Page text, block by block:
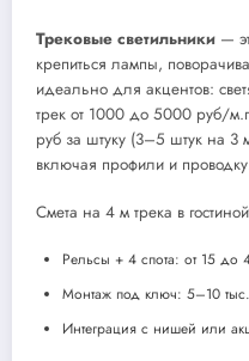
Трековые светильники —
крепиться лампы,
идеально для акцентов:
трек от 1000 до 5000 руб/
руб за штуку (3–5 штук на
включая профили и
Смета на 4 м трека в
Рельсы + 4 спота: от 15 до
Монтаж под ключ: 5–10
Интеграция с нишей или